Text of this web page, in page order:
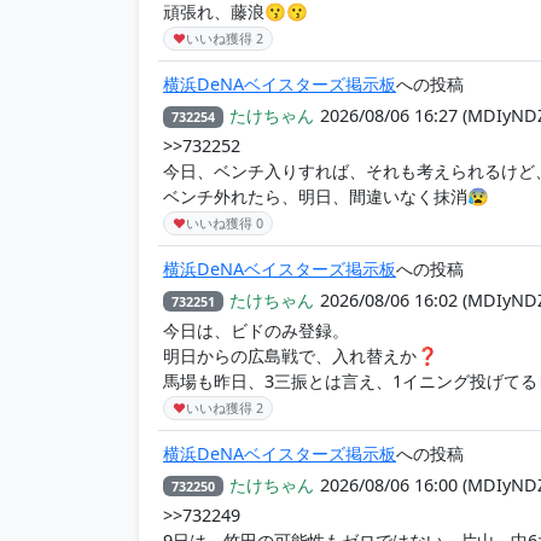
頑張れ、藤浪😗😗
♥いいね獲得2
横浜DeNAベイスターズ掲示板への投稿
732254 たけちゃん 2026/08/06 16:27
>>732252
今日、ベンチ入りすれば、それも考えられるけど、
ベンチ外れたら、明日、間違いなく抹消😰
♥いいね獲得0
横浜DeNAベイスターズ掲示板への投稿
732251 たけちゃん 2026/08/06 16:02
今日は、ビドのみ登録。
明日からの広島戦で、入れ替えか❓
馬場も昨日、3三振とは言え、1イニング投げてる
♥いいね獲得 2
横浜DeNAベイスターズ掲示板への投稿
732250 たけちゃん 2026/08/06 16:00
>>732249